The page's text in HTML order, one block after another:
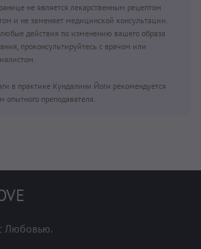
не является лекарственным рецептом
и не заменяет медицинской консультации.
действия по изменению вашего образа
проконсультируйтесь с врачом или
в практике Кундалини Йоги рекомендуется
опытного преподавателя.
Любовью.